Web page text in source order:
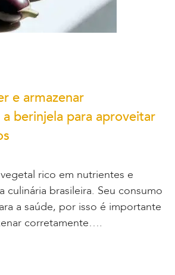
e armazenar
berinjela para aproveitar
rico em nutrientes e
culinária brasileira. Seu consumo
a saúde, por isso é importante
corretamente….